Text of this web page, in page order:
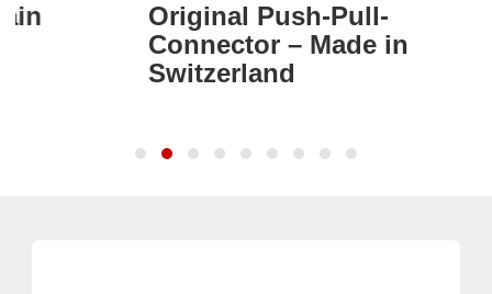
Original Push-Pull-
Connector – Made in
Switzerland